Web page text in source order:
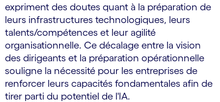
expriment des doutes quant à la préparation de
leurs infrastructures technologiques, leurs
talents/compétences et leur agilité
organisationnelle. Ce décalage entre la vision
des dirigeants et la préparation opérationnelle
souligne la nécessité pour les entreprises de
renforcer leurs capacités fondamentales afin de
tirer parti du potentiel de l'IA.